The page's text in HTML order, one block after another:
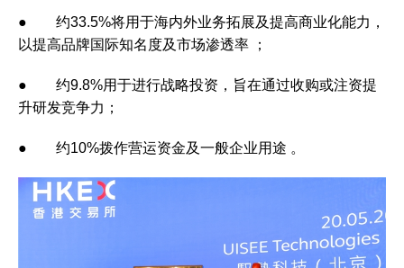
● 约33.5%将用于海内外业务拓展及提高商业化能力，
以提高品牌国际知名度及市场渗透率 ；
● 约9.8%用于进行战略投资，旨在通过收购或注资提
升研发竞争力；
● 约10%拨作营运资金及一般企业用途 。